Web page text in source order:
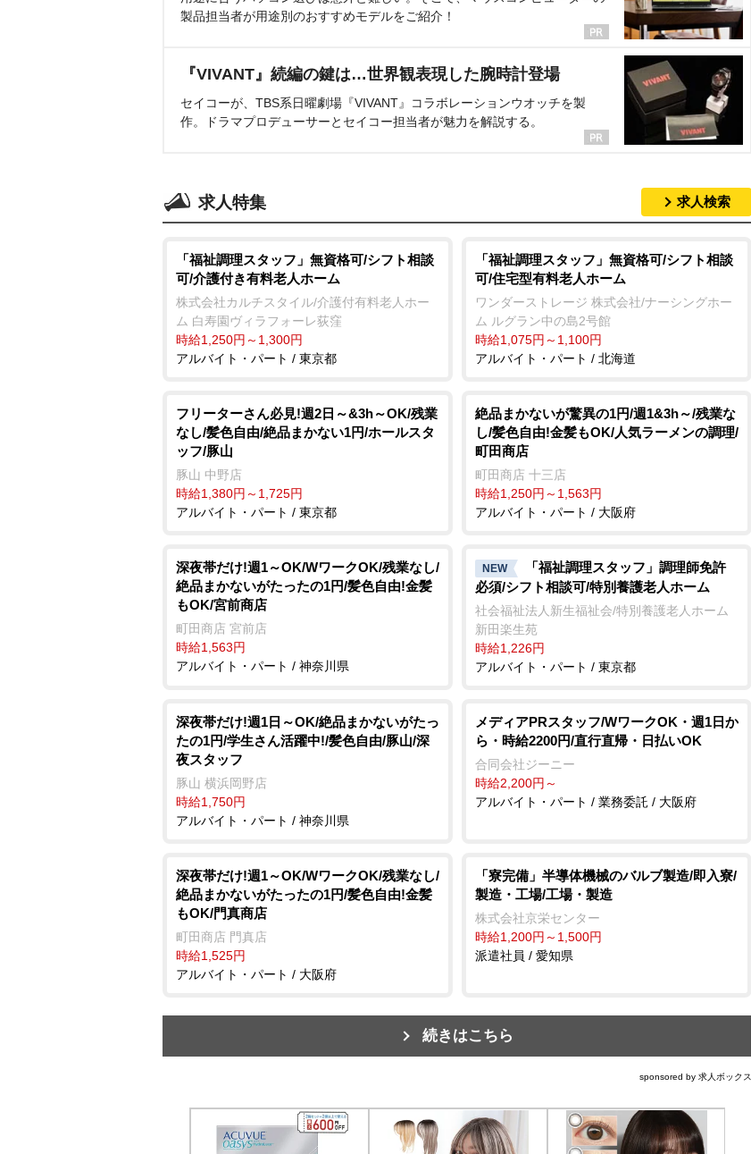
製品担当者が用途別のおすすめモデルをご紹介！
『VIVANT』続編の鍵は…世界観表現した腕時計登場
セイコーが、TBS系日曜劇場『VIVANT』コラボレーションウオッチを製
作。ドラマプロデューサーとセイコー担当者が魅力を解説する。
求人特集 求人検索
「福祉調理スタッフ」無資格可/シフト相談
可/介護付き有料老人ホーム
株式会社カルチスタイル/介護付有料老人ホー
ム 白寿園ヴィラフォーレ荻窪
時給1,250円～1,300円
アルバイト・パート / 東京都
「福祉調理スタッフ」無資格可/シフト相談
可/住宅型有料老人ホーム
ワンダーストレージ 株式会社/ナーシングホー
ム ルグラン中の島2号館
時給1,075円～1,100円
アルバイト・パート / 北海道
フリーターさん必見!週2日～&3h～OK/残業
なし/髪色自由/絶品まかない1円/ホールスタ
ッフ/豚山
豚山 中野店
時給1,380円～1,725円
アルバイト・パート / 東京都
絶品まかないが驚異の1円/週1&3h～/残業な
し/髪色自由!金髪もOK/人気ラーメンの調理/
町田商店
町田商店 十三店
時給1,250円～1,563円
アルバイト・パート / 大阪府
深夜帯だけ!週1～OK/WワークOK/残業なし/
絶品まかないがたったの1円/髪色自由!金髪
もOK/宮前商店
町田商店 宮前店
時給1,563円
アルバイト・パート / 神奈川県
NEW
「福祉調理スタッフ」調理師免許
必須/シフト相談可/特別養護老人ホーム
社会福祉法人新生福祉会/特別養護老人ホーム
新田楽生苑
時給1,226円
アルバイト・パート / 東京都
深夜帯だけ!週1日～OK/絶品まかないがたっ
たの1円/学生さん活躍中!/髪色自由/豚山/深
夜スタッフ
豚山 横浜岡野店
時給1,750円
アルバイト・パート / 神奈川県
メディアPRスタッフ/WワークOK・週1日か
ら・時給2200円/直行直帰・日払いOK
合同会社ジーニー
時給2,200円～
アルバイト・パート / 業務委託 / 大阪府
深夜帯だけ!週1～OK/WワークOK/残業なし/
絶品まかないがたったの1円/髪色自由!金髪
もOK/門真商店
町田商店 門真店
時給1,525円
アルバイト・パート / 大阪府
「寮完備」半導体機械のバルブ製造/即入寮/
製造・工場/工場・製造
株式会社京栄センター
時給1,200円～1,500円
派遣社員 / 愛知県
続きはこちら
sponsored by 求人ボックス